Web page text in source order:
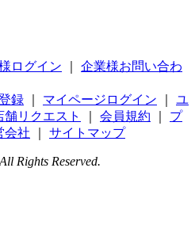
ログイン
企業様お問い合わ
録 マイページログイン
ユ
舗リクエスト 会員規約
プ
会社 サイトマップ
Rights Reserved.